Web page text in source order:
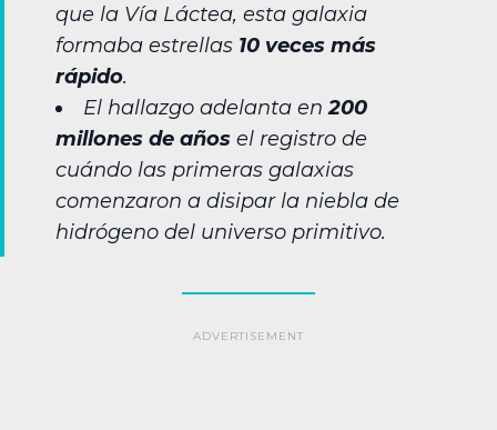
que la Vía Láctea, esta galaxia
formaba estrellas 10 veces más
rápido.
El hallazgo adelanta en200
millones de años el registro de
cuándo las primeras galaxias
comenzaron a disipar la niebla de
hidrógeno del universo primitivo.